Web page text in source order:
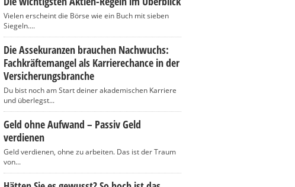
Vielen erscheint die Börse wie ein Buch mit sieben
Siegeln....
Die Assekuranzen brauchen Nachwuchs:
Fachkräftemangel als Karrierechance in der
Versicherungsbranche
Du bist noch am Start deiner akademischen Karriere
und überlegst...
Geld ohne Aufwand – Passiv Geld
verdienen
Geld verdienen, ohne zu arbeiten. Das ist der Traum
von...